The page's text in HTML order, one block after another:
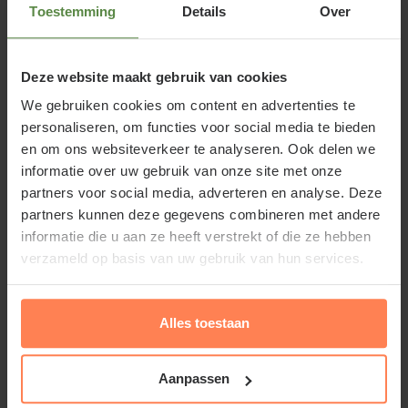
Toestemming Details Over
Deze website maakt gebruik van cookies
We gebruiken cookies om content en advertenties te
personaliseren, om functies voor social media te bieden
en om ons websiteverkeer te analyseren. Ook delen we
informatie over uw gebruik van onze site met onze
partners voor social media, adverteren en analyse. Deze
partners kunnen deze gegevens combineren met andere
informatie die u aan ze heeft verstrekt of die ze hebben
verzameld op basis van uw gebruik van hun services.
Alles toestaan
Aanpassen
midden/eind februari en eind maart. Zie
Ten opzichte van haar grootbloemige
violenbroertjes groeit dit mini-winterviooltje
bossiger. Dit mini-viooltje bloeit met geel gekleurde
kroonbladeren. Het hartje van de bloem heeft een
bijna zwarte kleur. Dit viooltje bloeit gedurende de
hele winter. Bij vorst beschermt de plant zichzelf
temperatuur boven het vriespunt stijgt staat het
viooltje weer fier overeind. De bloei duurt voort tot
diep in het voorjaar. Afhankelijk van de temperatuur
Lees meer